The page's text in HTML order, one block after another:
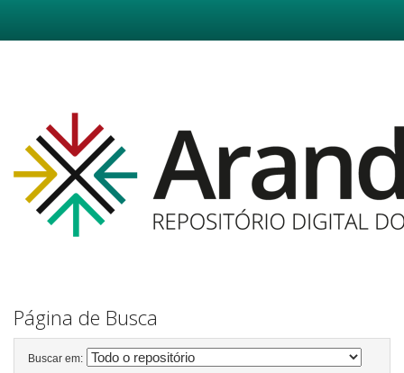
Página de Busca
Buscar em: